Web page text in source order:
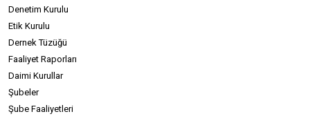
Denetim Kurulu
Etik Kurulu
Dernek Tüzüğü
Faaliyet Raporları
Daimi Kurullar
Şubeler
Şube Faaliyetleri